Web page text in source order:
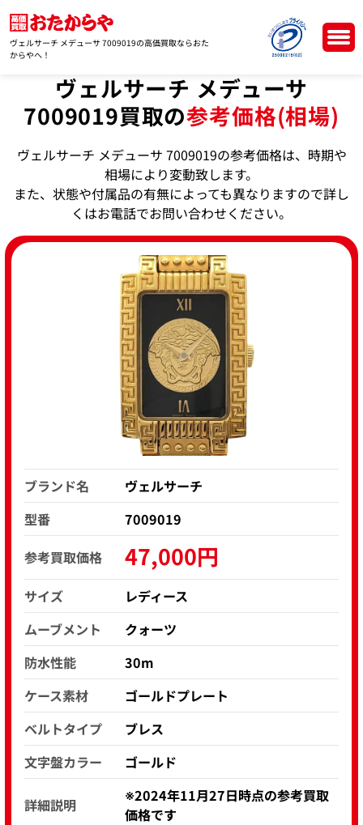
ヴェルサーチ メデューサ 7009019の高価買取ならおた
からやへ！
ヴェルサーチ メデューサ
7009019買取の参考価格(相場)
ヴェルサーチ メデューサ 7009019の参考価格は、時期や
相場により変動致します。
また、状態や付属品の有無によっても異なりますので詳し
くはお電話でお問い合わせください。
ブランド名
ヴェルサーチ
型番
7009019
参考買取価格
47,000円
サイズ
レディース
ムーブメント
クォーツ
防水性能
30m
ケース素材
ゴールドプレート
ベルトタイプ
ブレス
文字盤カラー
ゴールド
詳細説明
※2024年11月27日時点の参考買取
価格です